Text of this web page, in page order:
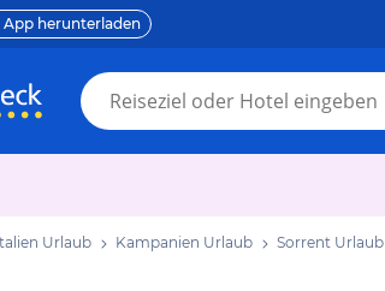
App herunterladen
Urlaub Kampanien Urlaub Sorrent Urlaub